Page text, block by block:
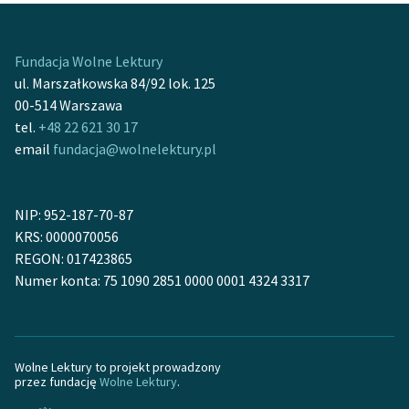
Fundacja Wolne Lektury
ul. Marszałkowska 84/92 lok. 125
00-514 Warszawa
tel. +48 22 621 30 17
email fundacja@wolnelektury.pl
NIP: 952-187-70-87
KRS: 0000070056
REGON: 017423865
Numer konta: 75 1090 2851 0000 0001 4324 3317
Wolne Lektury to projekt prowadzony
przez fundację Wolne Lektury.